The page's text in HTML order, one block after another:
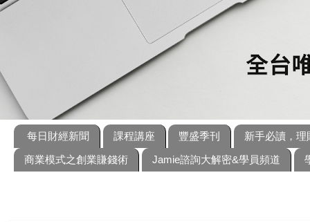
每日財經新聞 課程講座 豐盛季刊
新手必讀，理
商業模式之創業賺錢術
Jamie諮詢大解密&學員頻道